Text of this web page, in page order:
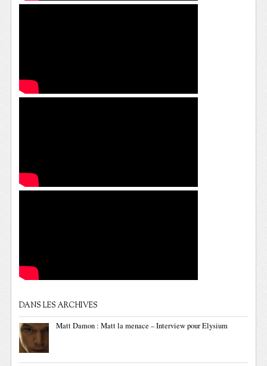
DANS LES ARCHIVES
Matt Damon : Matt la menace – Interview pour Elysium